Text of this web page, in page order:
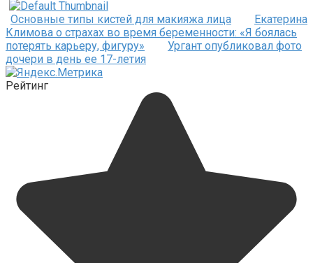
Основные типы кистей для макияжа лица
Екатерина
Климова о страхах во время беременности: «Я боялась
потерять карьеру, фигуру»
Ургант опубликовал фото
дочери в день ее 17-летия
Рейтинг